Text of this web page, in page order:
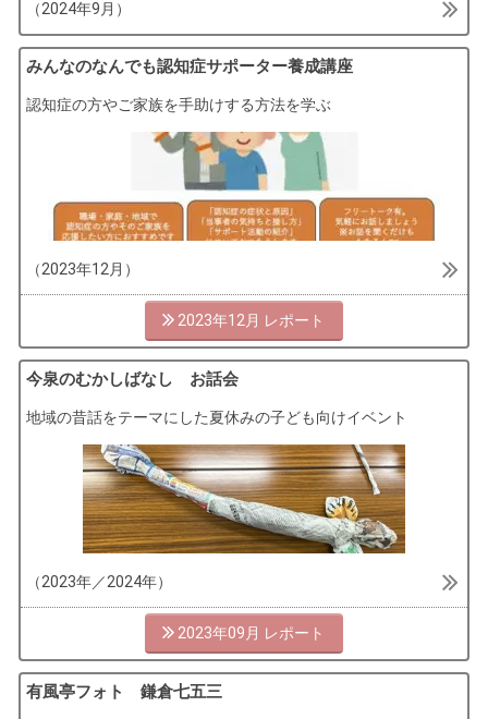
（2024年9月）
みんなのなんでも認知症サポーター養成講座
認知症の方やご家族を手助けする方法を学ぶ
（2023年12月）
2023年12月
今泉のむかしばなし お話会
地域の昔話をテーマにした夏休みの子ども向けイベント
（2023年／2024年）
2023年09月
有風亭フォト 鎌倉七五三